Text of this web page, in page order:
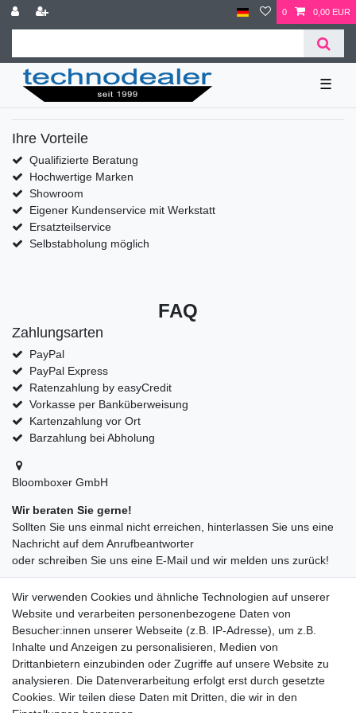
0 0,00 EUR
☰
Ihre Vorteile
Qualifizierte Beratung
Hochwertige Marken
Showroom
Eigener Kundenservice mit Werkstatt
Ersatzteilservice
Selbstabholung möglich
FAQ
Zahlungsarten
PayPal
PayPal Express
Ratenzahlung by easyCredit
Vorkasse per Banküberweisung
Kartenzahlung vor Ort
Barzahlung bei Abholung
Bloomboxer GmbH
Wir beraten Sie gerne!
Sollten Sie uns einmal nicht erreichen, hinterlassen Sie uns eine
Nachricht auf dem Anrufbeantworter
oder schreiben Sie uns eine E-Mail und wir melden uns zurück!
info@bloomboxer.net
Montag bis Freitag 08:30-13:00 Uhr.
IHRE E-MAIL ADRESSE
Ceres::Template.mailFormHoneypotLabel
Wir verwenden Cookies und ähnliche Technologien auf unserer
Website und verarbeiten personenbezogene Daten von
Besucher:innen unserer Webseite (z.B. IP-Adresse), um z.B.
Inhalte und Anzeigen zu personalisieren, Medien von
Drittanbietern einzubinden oder Zugriffe auf unsere Website zu
analysieren. Die Datenverarbeitung erfolgt erst durch gesetzte
Cookies. Wir teilen diese Daten mit Dritten, die wir in den